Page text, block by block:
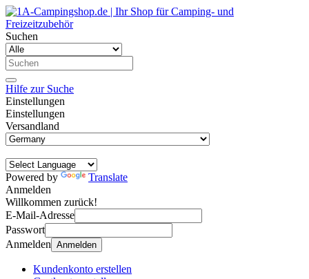
Suchen
Hilfe zur Suche
Einstellungen
Einstellungen
Versandland
Powered by
Translate
Anmelden
Willkommen zurück!
E-Mail-Adresse
Passwort
Anmelden Anmelden
Kundenkonto erstellen